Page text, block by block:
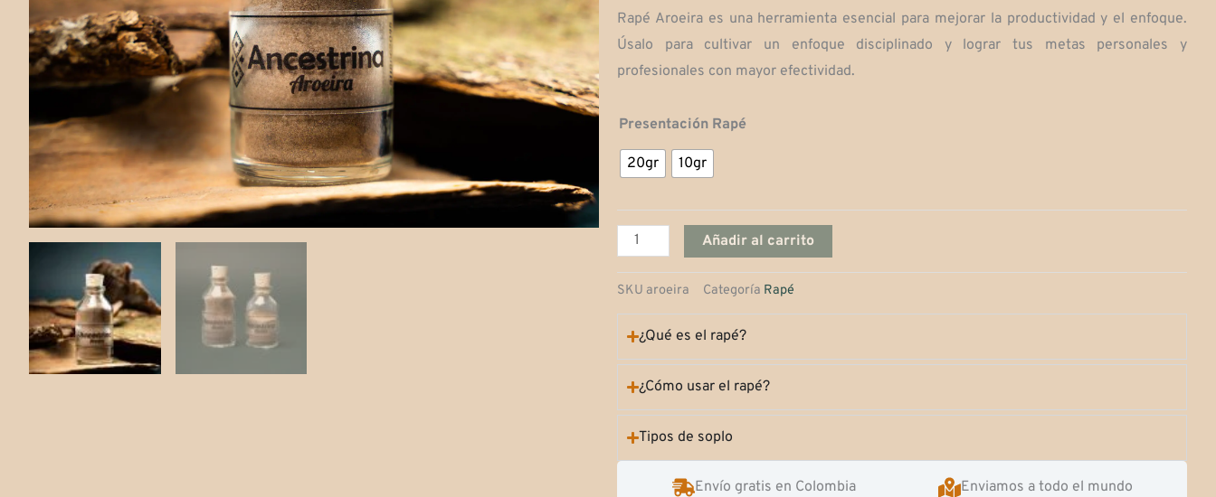
$130,000
Rapé Aroeira es una herramienta esencial para mejorar la productividad y el enfoque.
Úsalo para cultivar un enfoque disciplinado y lograr tus metas personales y
profesionales con mayor efectividad.
Presentación Rapé
20gr 10gr
Aroeira
cantidad
Añadir al carrito
SKU aroeira Categoría Rapé
¿Qué es el rapé?
¿Cómo usar el rapé?
Tipos de soplo
Envío gratis en Colombia Enviamos a todo el mundo